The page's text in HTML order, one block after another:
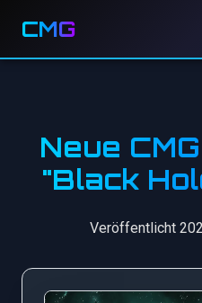
CMG
Neue
"Black
Veröffentlicht